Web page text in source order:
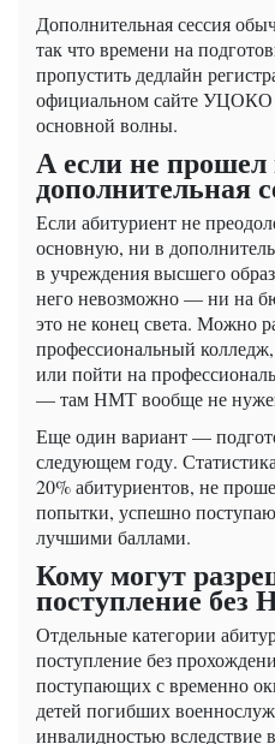
Дополнительная сессия
так что времени на
пропустить дедлайн
официальном сайте УЦОКО
основной волны.
А если не прошел
дополнительная
Если абитуриент не
основную, ни в
в учреждения высшего
него невозможно — ни на
это не конец света. Можно
профессиональный
или пойти на
— там НМТ вообще не
Еще один вариант —
следующем году.
20% абитуриентов, не
попытки, успешно
лучшими баллами.
Кому могут
поступление
Отдельные категории
поступление без
поступающих с временно
детей погибших
инвалидностью